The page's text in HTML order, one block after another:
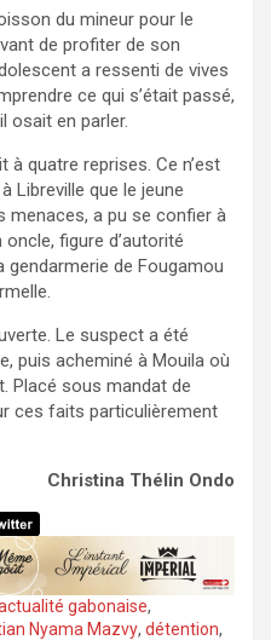
du mineur pour le
de profiter de son
a ressenti de vives
ce qui s’était passé,
osait en parler.
quatre reprises. Ce n’est
Libreville que le jeune
menaces, a pu se confier à
figure d’autorité
gendarmerie de Fougamou
Le suspect a été
puis acheminé à Mouila où
Placé sous mandat de
ces faits particulièrement
Christina Thélin Ondo
gabonaise,
Nyama Mazvy, détention,